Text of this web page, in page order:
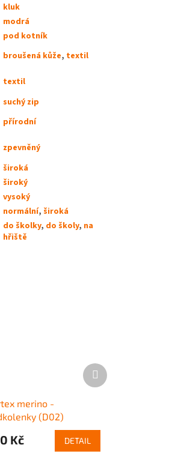
merino -
(D02)
Kč DETAIL
Další
produkt
kluk
modrá
pod kotník
broušená kůže, textil
textil
suchý zip
přírodní
zpevněný
široká
široký
vysoký
normální,široká
do školky, do školy, na
hřiště